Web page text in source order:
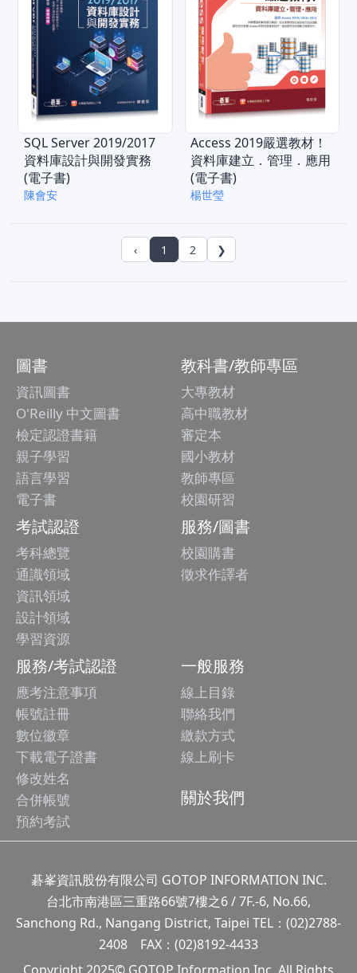
SQL Server 2019/2017
資料庫設計與開發實務
(電子書)
陳會安
Access 2019嚴選教材！
資料庫建立．管理．應用
(電子書)
楊世瑩
‹ 1 2 ❯
圖書
資訊圖書
O'Reilly 中文圖書
檢定認證書籍
親子學習
語言學習
電子書
教科書/教師專區
大專教材
高中職教材
審定本
國小教材
教師專區
校園研習
考試認證
考科總覽
通識領域
資訊領域
設計領域
學習資源
服務/圖書
校園購書
徵求作譯者
服務/考試認證
應考注意事項
帳號註冊
數位徽章
下載電子證書
修改姓名
合併帳號
預約考試
一般服務
線上目錄
聯絡我們
繳款方式
線上刷卡
關於我們
碁峯資訊股份有限公司 GOTOP INFORMATION INC.
台北市南港區三重路66號7樓之6 / 7F.-6, No.66,
Sanchong Rd., Nangang District, Taipei TEL：(02)2788-
2408 FAX：(02)8192-4433